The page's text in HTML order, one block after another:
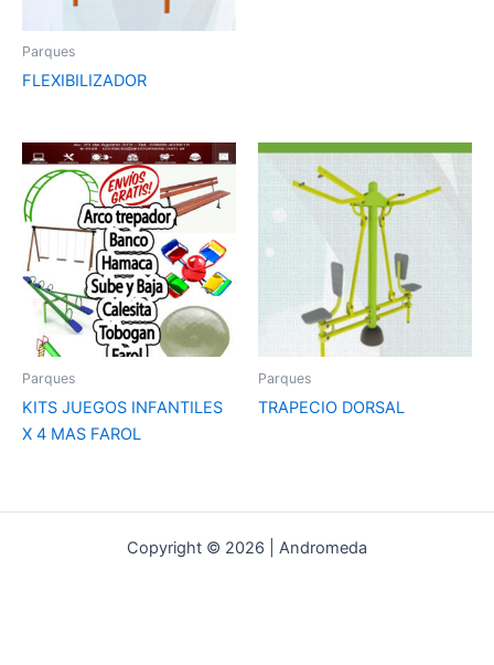
Parques
FLEXIBILIZADOR
Parques
KITS JUEGOS INFANTILES
X 4 MAS FAROL
Parques
TRAPECIO DORSAL
Copyright © 2026 | Andromeda